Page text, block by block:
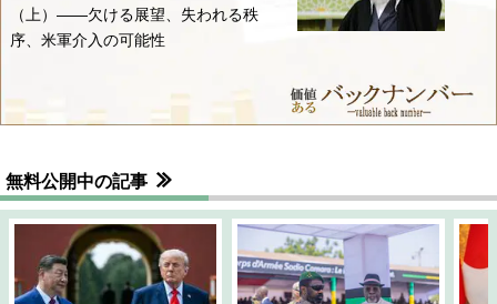
（上）――欠ける展望、失われる秩
序、米軍介入の可能性
無料公開中の記事